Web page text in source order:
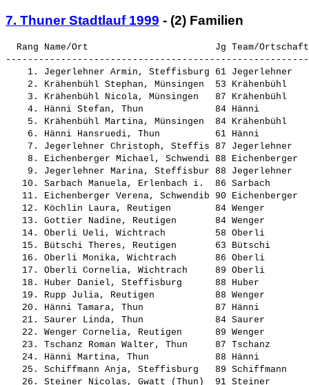
7. Thuner Stadtlauf 1999 - (2) Familien
Rang Name/Ort                       Jg Team/Ortschaft                  Zeit    Stnr     km/h
----------------------------------------------------------------------------------------------
    1. Jegerlehner Armin, Steffisburg 61 Jegerlehner                   5.05,1  (1425)   17,699
    2. Krähenbühl Stephan, Münsingen  53 Krähenbühl                    5.11,9  (1435)   17,313
    3. Krähenbühl Nicola, Münsingen   87 Krähenbühl                    5.21,3  (1434)   16,806
    4. Hänni Stefan, Thun             84 Hänni                         5.22,6  (1418)   16,738
    5. Krähenbühl Martina, Münsingen  84 Krähenbühl                    5.24,7  (1433)   16,630
    6. Hänni Hansruedi, Thun          61 Hänni                         5.25,3  (1416)   16,600
    7. Jegerlehner Christoph, Steffis 87 Jegerlehner                   5.28,5  (1426)   16,438
    8. Eichenberger Michael, Schwendi 88 Eichenberger                  5.29,1  (1411)   16,408
    9. Jegerlehner Marina, Steffisbur 88 Jegerlehner                   5.41,9  (1427)   15,794
   10. Sarbach Manuela, Erlenbach i.  86 Sarbach                       6.12,0  (1454)   14,516
   11. Eichenberger Verena, Schwendib 90 Eichenberger                  6.17,5  (1414)   14,304
   12. Köchlin Laura, Reutigen        84 Wenger                        6.36,0  (1432)   13,636
   13. Gottier Nadine, Reutigen       84 Wenger                        6.36,4  (1415)   13,622
   14. Oberli Ueli, Wichtrach         58 Oberli                        6.39,7  (1449)   13,510
   15. Bütschi Theres, Reutigen       63 Bütschi                       6.48,7  (1491)   13,212
   16. Oberli Monika, Wichtrach       86 Oberli                        6.49,7  (1448)   13,180
   17. Oberli Cornelia, Wichtrach     89 Oberli                        6.50,8  (1447)   13,145
   18. Huber Daniel, Steffisburg      88 Huber                         6.54,4  (1422)   13,030
   19. Rupp Julia, Reutigen           88 Wenger                        6.55,9  (1450)   12,983
   20. Hänni Tamara, Thun             87 Hänni                         6.56,4  (1419)   12,968
   21. Saurer Linda, Thun             84 Saurer                        6.57,0  (1459)   12,949
   22. Wenger Cornelia, Reutigen      89 Wenger                        6.57,7  (1485)   12,927
   23. Tschanz Roman Walter, Thun     87 Tschanz                       7.03,9  (1477)   12,738
   24. Hänni Martina, Thun            88 Hänni                         7.04,4  (1417)   12,723
   25. Schiffmann Anja, Steffisburg   89 Schiffmann                    7.10,8  (1467)   12,534
   26. Steiner Nicolas, Gwatt (Thun)  91 Steiner                       7.11,2  (1508)   12,523
   27. Steiner Hans-Peter, Gwatt (Thu 61 Steiner                       7.11,9  (1506)   12,502
   28. Bütschi Michael, Reutigen      90 Bütschi                       7.22,1  (1493)   12,214
   29. Schiffmann Ueli, Steffisburg   61 Schiffmann                    7.33,6  (1469)   11,904
   30. Schiffmann Partick, Steffisbur 92 Schiffmann                    7.34,7  (1468)   11,875
   31. Schad Simon, Thun              86 Schad                         7.37,8  (1462)   11,795
   32. Sarbach Olivia, Erlenbach i. S 93 Sarbach                       7.41,7  (1455)   11,695
   33. Sarbach Ueli, Erlenbach i. S.  54 Sarbach                       7.42,9  (1456)   11,665
   34. Bütschi Melanie, Reutigen      89 Bütschi                       7.43,5  (1492)   11,650
   35. Wenger Monika, Reutigen        55 Wenger                        7.44,7  (1486)   11,620
   36. Suhner Baumberger Silvia, Spie 59 Suhner                        7.49,1  (1494)   11,511
   37. Schad Pascal, Thun             89 Schad                         7.50,0  (1460)   11,489
   38. Schad Rolf, Thun               58 Schad                         7.54,6  (1461)   11,378
   39. Suhner Baumberger Jeffrey, Spi 91 Suhner                        7.55,2  (1495)   11,363
   40. Ulrich Nicole, Root            92 Ulrich                        7.56,8  (1480)   11,325
   41. Bieri Stefanie, Thun           89 Bieri                         8.00,4  (1403)   11,240
   42. Baumberger Kurt, Spiez         60 Suhner                        8.01,0  (1496)   11,226
   43. Schwander Sarah, Thun          90 Schwander                     8.03,7  (1475)   11,163
   44. Dänzer Bruno, Steffisburg      62 Dänzer Steffisburg            8.05,3  (1405)   11,127
   45. Dänzer Monika, Steffisburg     92 Dänzer Steffisburg            8.05,6  (1407)   11,120
   46. Vögeli Marcel, Boltigen        93 Vögeli                        8.10,0  (1484)   11,020
   47. Vögeli Andreas, Boltigen       64 Vögeli                        8.10,5  (1482)   11,009
   48. Ryter Samuel, Thun             33 Ryter                         8.12,4  (1452)   10,966
   49. Zürcher Hanni, Oberburg        56 Zürcher                       8.14,5  (1487)   10,920
   50. Calderone Luca, Thun           93 Calderone                     8.14,6  (1501)   10,917
   51. Zürcher Karin, Oberburg        91 Zürcher                       8.15,0  (1488)   10,909
   52. Zürcher Ruedi, Oberburg        58 Zürcher                       8.15,5  (1490)   10,898
   53. Saurer Julia, Thun             92 Saurer                        8.20,4  (1458)   10,791
   54. Saurer Johannes, Thun          55 Saurer                        8.21,0  (1457)   10,778
   55. Tschanz Alessandra Debora, Thu 90 Tschanz                       8.26,3  (1476)   10,665
   56. Tschanz Walter, Thun           61 Tschanz                       8.26,8  (1478)   10,655
   57. Ryter Fabiana, Thun            88 Ryter                         8.28,8  (1451)   10,613
   58. Steiner Grégory, Gwatt (Thun)  93 Steiner                       8.31,4  (1509)   10,559
   59. Steiner